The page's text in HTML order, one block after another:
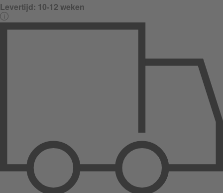
Levertijd: 10-12 weken